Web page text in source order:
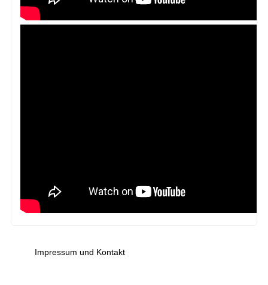
Impressum und Kontakt